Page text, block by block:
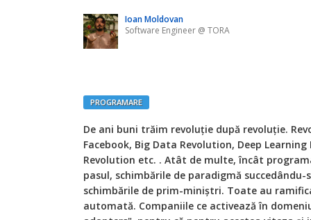
Ioan Moldovan
Software Engineer @ TORA
PROGRAMARE
De ani buni trăim revoluţie după revoluţie.
Facebook, Big Data Revolution, Deep
Revolution etc. . Atât de multe, încât
pasul, schimbările de paradigmă
schimbările de prim-miniştri. Toate au
automată. Companiile ce activează în